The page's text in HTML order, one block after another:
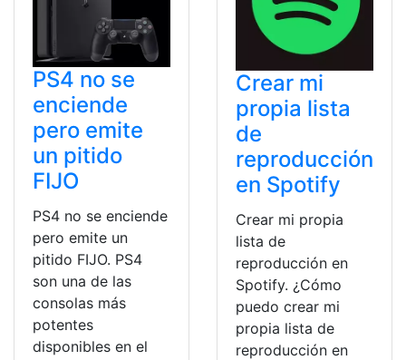
PS4 no se
enciende
pero emite
un pitido
FIJO
PS4 no se enciende
pero emite un
pitido FIJO. PS4
son una de las
consolas más
potentes
disponibles en el
Crear mi
propia lista
de
reproducción
en Spotify
Crear mi propia
lista de
reproducción en
Spotify. ¿Cómo
puedo crear mi
propia lista de
reproducción en